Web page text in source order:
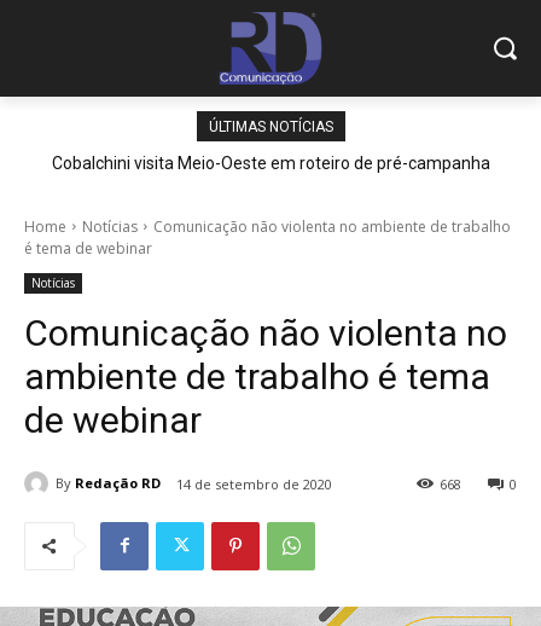
ÚLTIMAS NOTÍCIAS
Cobalchini visita Meio-Oeste em roteiro de pré-campanha
Home Notícias
Comunicação não violenta no ambiente de trabalho
é tema de webinar
Notícias
Comunicação não violenta no
ambiente de trabalho é tema
de webinar
By Redação RD 14 de setembro de 2020 0
668